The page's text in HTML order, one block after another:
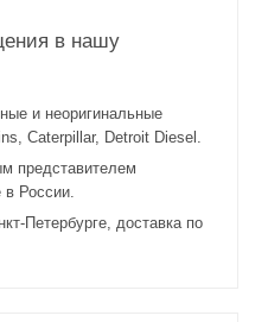
в нашу
и неоригинальные
Caterpillar, Detroit Diesel.
представителем
России.
Петербурге, доставка по